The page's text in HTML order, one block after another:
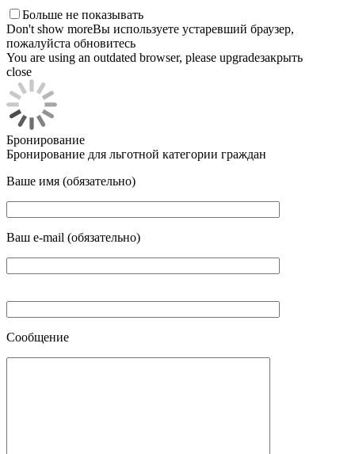
Больше не показывать
Don't show moreВы используете устаревший браузер,
пожалуйста обновитесь
You are using an outdated browser, please upgradeзакрыть
close
Бронирование
Бронирование для льготной категории граждан
Ваше имя (обязательно)
Ваш e-mail (обязательно)
Сообщение